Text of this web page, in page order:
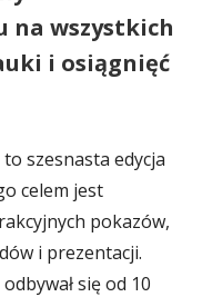
na wszystkich
i osiągnięć
to szesnasta edycja
celem jest
pokazów,
i prezentacji.
się od 10